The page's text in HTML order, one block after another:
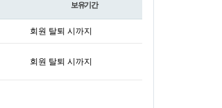
보유기간
회원 탈퇴 시까지
회원 탈퇴 시까지